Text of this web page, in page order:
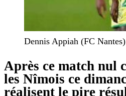
Dennis Appiah (FC Nantes)
Après ce match nul
les Nîmois ce
réalisent le pire